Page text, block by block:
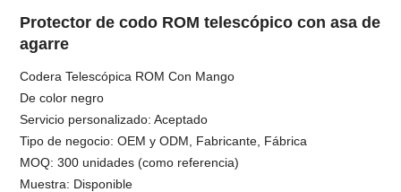
Protector de codo ROM telescópico con asa de
agarre
Codera Telescópica ROM Con Mango
De color negro
Servicio personalizado: Aceptado
Tipo de negocio: OEM y ODM, Fabricante, Fábrica
MOQ: 300 unidades (como referencia)
Muestra: Disponible